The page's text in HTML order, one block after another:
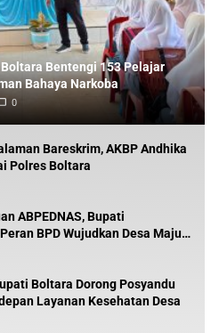
Bentengi 153 Pelajar
Bahaya Narkoba
0
Bareskrim, AKBP Andhika
Polres Boltara
ABPEDNAS, Bupati
BPD Wujudkan Desa Maju
Boltara Dorong Posyandu
Layanan Kesehatan Desa